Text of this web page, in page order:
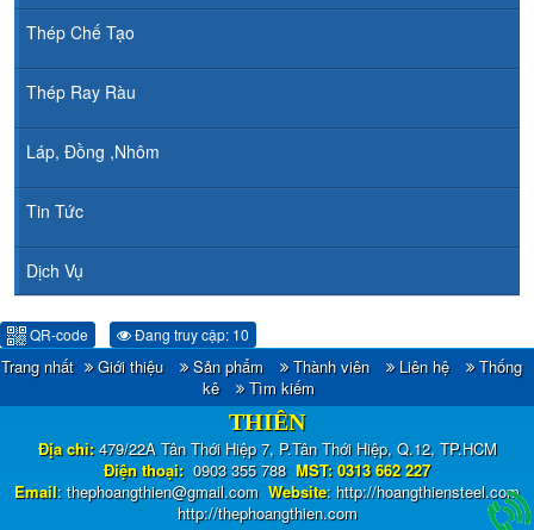
Thép Chế Tạo
Thép Ray Ràu
Láp, Đồng ,Nhôm
Tin Tức
Dịch Vụ
QR-code Đang truy cập: 10
Trang nhất Giới thiệu Sản phẩm Thành viên Liên hệ
Thống
kê
Tìm kiếm
CÔNG TY TNHH ĐẦU TƯ TM - XNK HOÀNG
THIÊN
Địa chỉ:479/22A Tân Thới Hiệp 7, P.Tân Thới Hiệp, Q.12, TP.HCM
Điện thoại: 0903 355 788 MST: 0313 662 227
Email: thephoangthien@gmail.com Website: http://hoangthiensteel.com
http://thephoangthien.com